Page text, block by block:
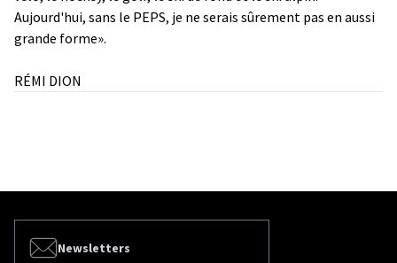
Aujourd'hui, sans le PEPS, je ne serais sûrement pas en aussi
grande forme».
RÉMI DION
Newsletters